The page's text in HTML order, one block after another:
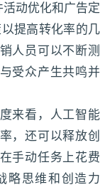
动优化和广告定
提高转化率的几
人员可以不断测
受众产生共鸣并
来看，人工智能
，还可以释放创
手动任务上花费
略思维和创造力